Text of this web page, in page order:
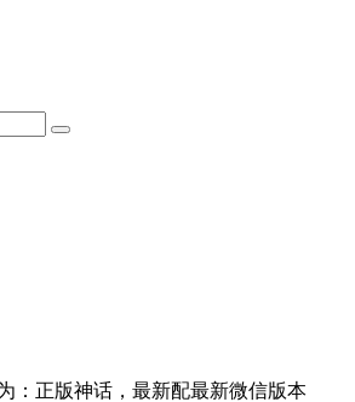
：正版神话，最新配最新微信版本